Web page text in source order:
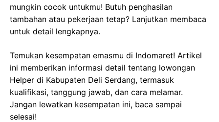
mungkin cocok untukmu! Butuh penghasilan
tambahan atau pekerjaan tetap? Lanjutkan membaca
untuk detail lengkapnya.
Temukan kesempatan emasmu di Indomaret! Artikel
ini memberikan informasi detail tentang lowongan
Helper di Kabupaten Deli Serdang, termasuk
kualifikasi, tanggung jawab, dan cara melamar.
Jangan lewatkan kesempatan ini, baca sampai
selesai!